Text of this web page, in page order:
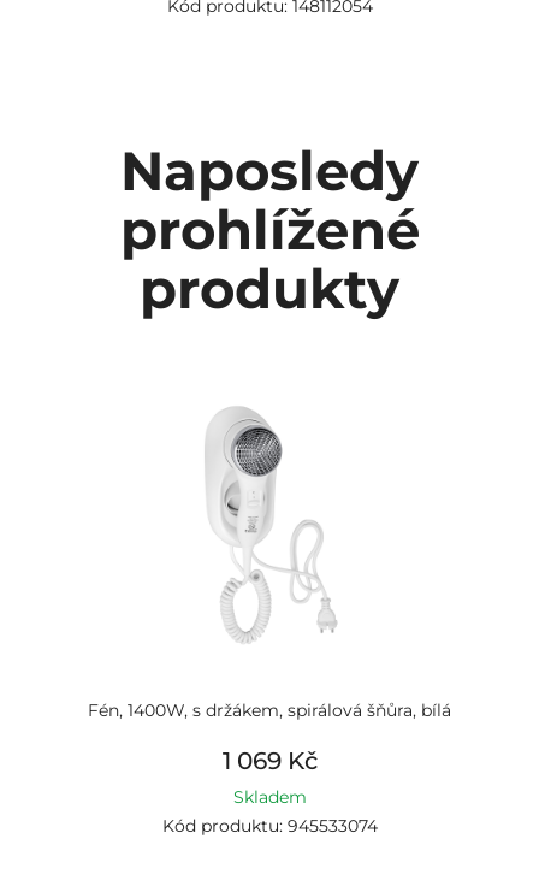
Kód produktu: 148112054
Naposledy
prohlížené
produkty
Fén, 1400W, s držákem, spirálová šňůra, bílá
1 069 Kč
Skladem
Kód produktu: 945533074